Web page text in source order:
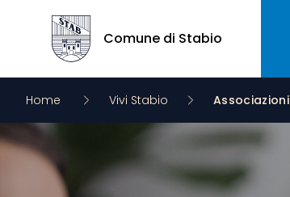
Comune di Stabio
Comune di Stabio
Home Vivi Stabio Associazioni